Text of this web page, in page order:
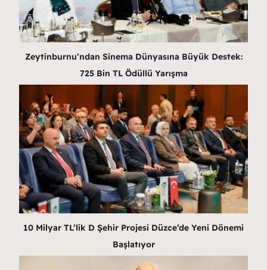
Zeytinburnu’ndan Sinema Dünyasına Büyük Destek:
725 Bin TL Ödüllü Yarışma
10 Milyar TL’lik D Şehir Projesi Düzce’de Yeni Dönemi
Başlatıyor